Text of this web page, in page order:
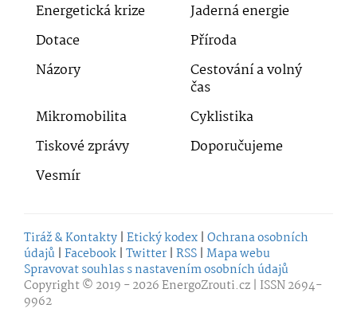
Energetická krize
Jaderná energie
Dotace
Příroda
Názory
Cestování a volný
čas
Mikromobilita
Cyklistika
Tiskové zprávy
Doporučujeme
Vesmír
Tiráž & Kontakty | Etický kodex | Ochrana osobních
údajů | Facebook | Twitter | RSS | Mapa webu
Spravovat souhlas s nastavením osobních údajů
Copyright © 2019 - 2026EnergoZrouti.cz | ISSN 2694-
9962